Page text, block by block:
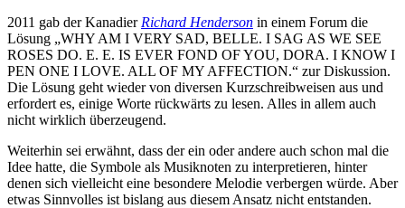
2011 gab der Kanadier Richard Henderson in einem Forum die
Lösung „WHY AM I VERY SAD, BELLE. I SAG AS WE SEE
ROSES DO. E. E. IS EVER FOND OFYOU, DORA. I KNOW I
PEN ONE I LOVE. ALL OF MY AFFECTION.“ zur Diskussion.
Die Lösung geht wieder von diversen Kurzschreibweisen aus und
erfordert es, einige Worte rückwärts zu lesen. Alles in allem auch
nicht wirklich überzeugend.
Weiterhin sei erwähnt, dass der ein oder andere auch schon mal die
Idee hatte, die Symbole als Musiknoten zu interpretieren, hinter
denen sich vielleicht eine besondere Melodie verbergen würde. Aber
etwas Sinnvolles ist bislang aus diesem Ansatz nicht entstanden.